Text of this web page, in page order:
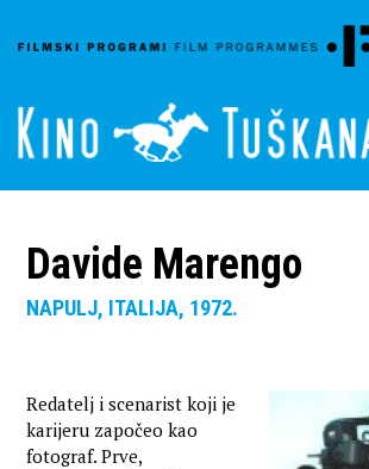
Davide Marengo
NAPULJ, ITALIJA, 1972.
Redatelj i scenarist koji je
karijeru započeo kao
fotograf. Prve,